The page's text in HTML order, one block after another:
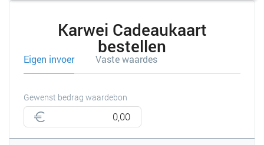
Karwei Cadeaukaart
bestellen
Eigen invoer Vaste waardes
Gewenst bedrag waardebon